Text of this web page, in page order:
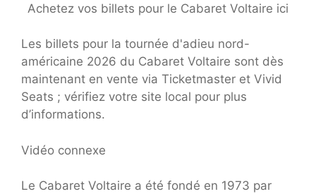
Achetez vos billets pour le Cabaret Voltaire ici
Les billets pour la tournée d'adieu nord-
américaine 2026 du Cabaret Voltaire sont dès
maintenant en vente via Ticketmaster et Vivid
Seats ; vérifiez votre site local pour plus
d’informations.
Vidéo connexe
Le Cabaret Voltaire a été fondé en 1973 par